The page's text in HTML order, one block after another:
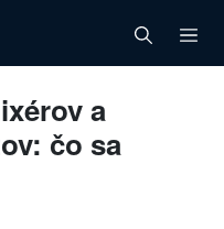
a
čo sa